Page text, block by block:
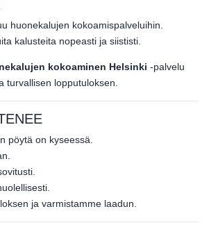
huonekalujen kokoamispalveluihin.
kalusteita nopeasti ja siististi.
kokoaminen Helsinki -palvelu
turvallisen lopputuloksen.
pöytä on kyseessä.
ja varmistamme laadun.